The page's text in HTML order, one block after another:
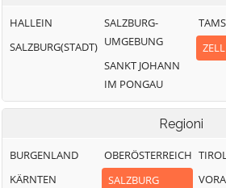
Leogang
Lofer
Sankt Martin bei
Lofer
HALLEIN
SALZBURG(STADT)
SALZBURG-
UMGEBUNG
SANKT JOHANN
IM PONGAU
Regioni
BURGENLAND
KÄRNTEN
OBERÖSTERREICH
SALZBURG